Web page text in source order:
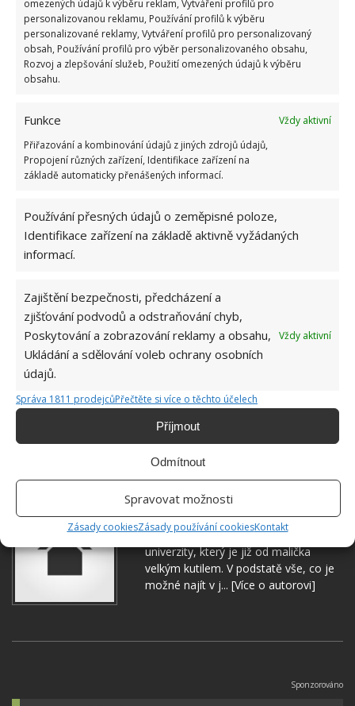
omezených údajů k výběru reklam, Vytváření profilů pro
personalizovanou reklamu, Používání profilů k výběru
personalizované reklamy, Vytváření profilů pro personalizovaný
obsah, Používání profilů pro výběr personalizovaného obsahu,
Rozvoj a zlepšování služeb, Použití omezených údajů k výběru
obsahu.
Funkce
Vždy aktivní
Přiřazování a kombinování údajů z jiných zdrojů údajů,
Propojení různých zařízení, Identifikace zařízení na
základě automaticky přenášených informací.
Používání přesných údajů o zeměpisné poloze,
Identifikace zařízení na základě aktivně vyžádaných
informací.
Zajištění bezpečnosti, předcházení a
zjišťování podvodů a odstraňování chyb,
Poskytování a zobrazování reklamy a obsahu,
Ukládání a sdělování voleb ochrany osobních
údajů.
Vždy aktivní
Správa 1811 prodejcůPřečtěte si více o těchto účelech
Příjmout
Odmítnout
Spravovat možnosti
Zásady cookiesZásady používání cookiesKontakt
hosté si tak obrazu hned při vstupu do místnosti
všimnou.
Zdroj: Redakce
VCHOD VCHODOVÉ DVEŘE ZRCADLO
Jiří Kolář
Absolvent České zemědělské
univerzity, který je již od malička
velkým kutilem. V podstatě vše, co je
možné najít v j... [Více o autorovi]